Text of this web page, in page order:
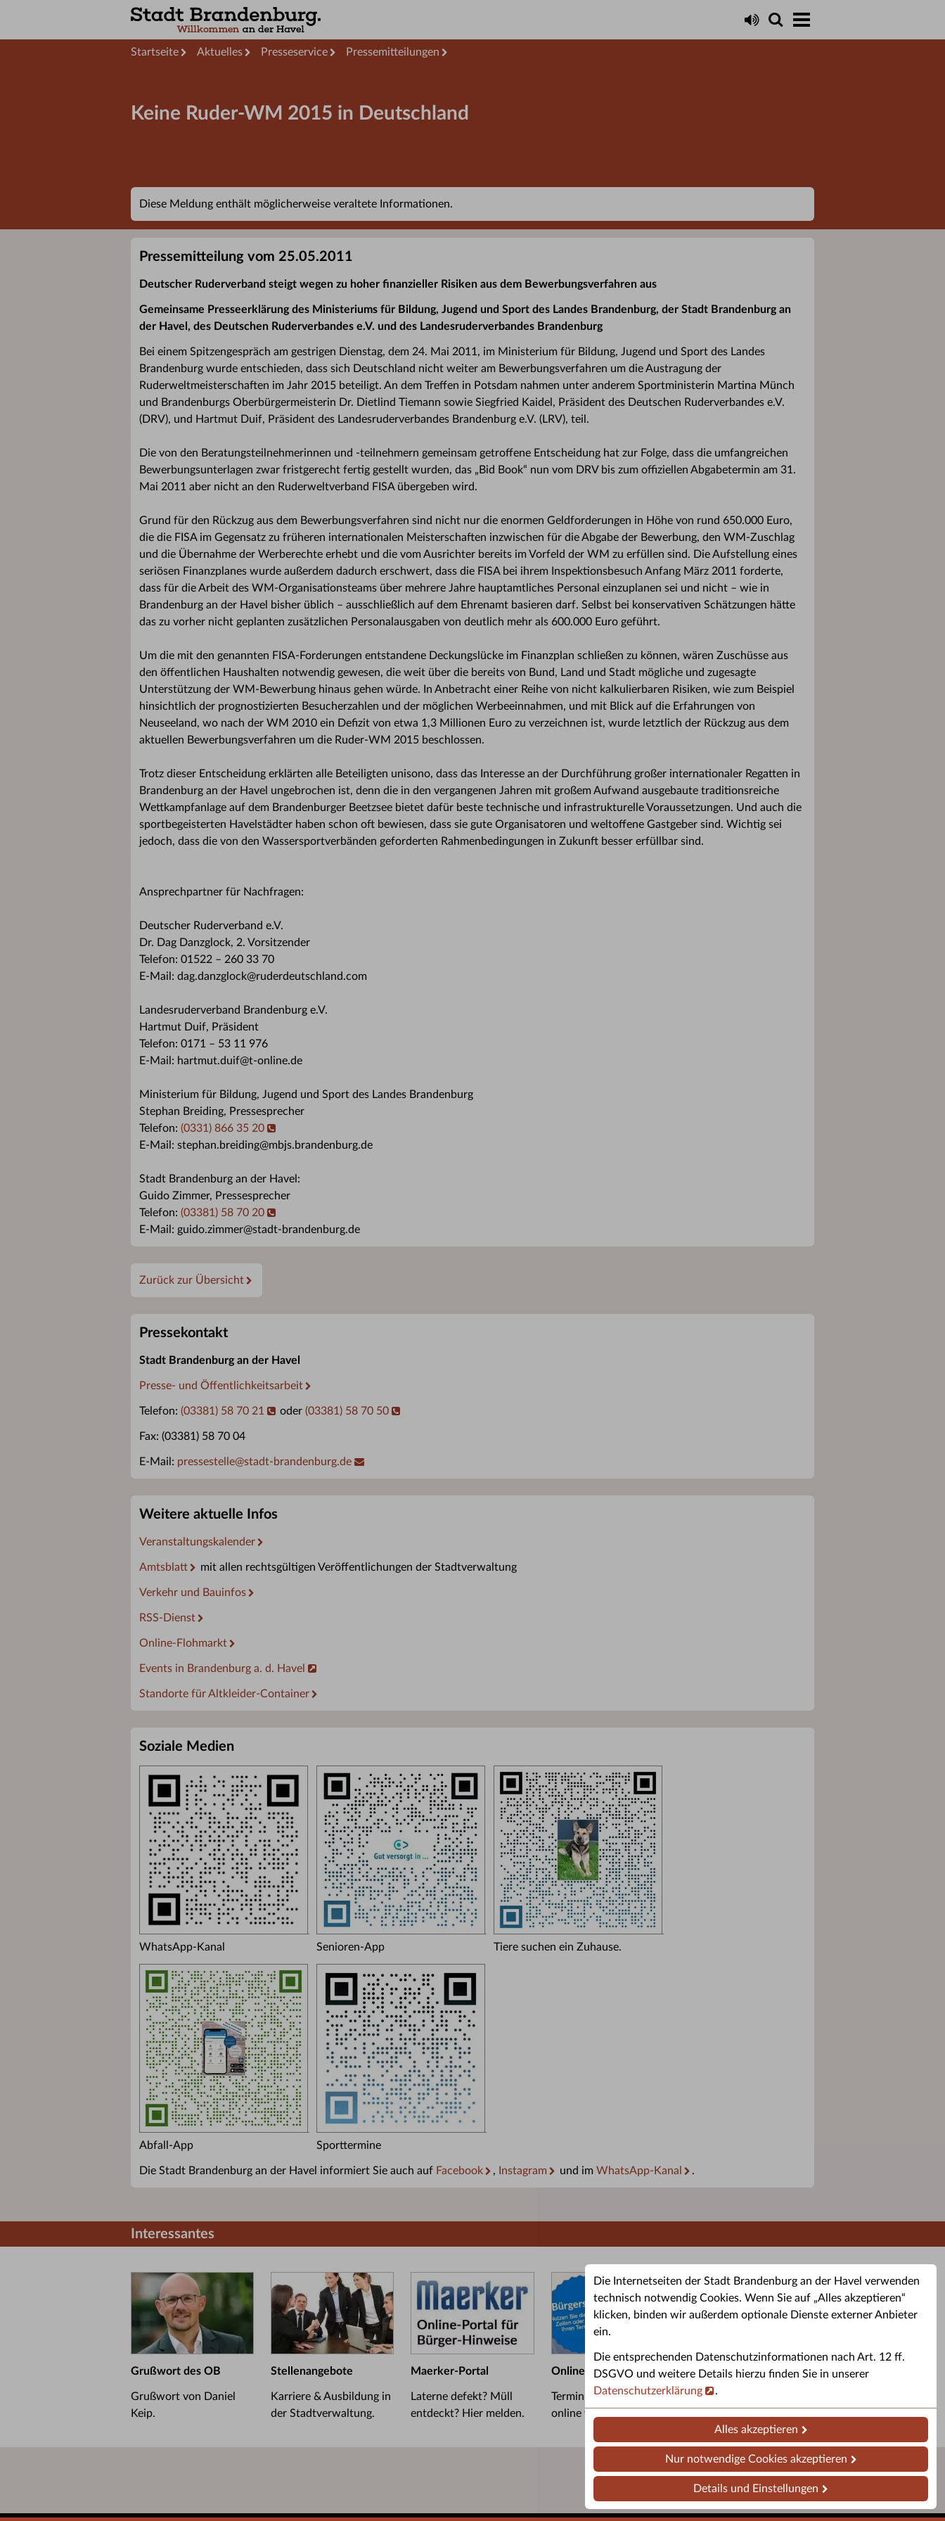
Die Internetseiten der Stadt Brandenburg an der Havel verwenden
technisch notwendig Cookies. Wenn Sie auf „Alles akzeptieren“
klicken, binden wir außerdem optionale Dienste externer Anbieter
ein.
Die entsprechenden Datenschutzinformationen nach Art. 12 ff.
DSGVO und weitere Details hierzu finden Sie in unserer
Datenschutzerklärung
.
Alles akzeptieren
Nur notwendige Cookies akzeptieren
Details und Einstellungen
Startseite Aktuelles Presseservice Pressemitteilungen
Keine Ruder-WM 2015 in Deutschland
Diese Meldung enthält möglicherweise veraltete Informationen.
Pressemitteilung vom 25.05.2011
Deutscher Ruderverband steigt wegen zu hoher finanzieller Risiken aus dem Bewerbungsverfahren aus
Gemeinsame Presseerklärung des Ministeriums für Bildung, Jugend und Sport des Landes Brandenburg, der Stadt Brandenburg an
der Havel, des Deutschen Ruderverbandes e.V. und des Landesruderverbandes Brandenburg
Bei einem Spitzengespräch am gestrigen Dienstag, dem 24. Mai 2011, im Ministerium für Bildung, Jugend und Sport des Landes
Brandenburg wurde entschieden, dass sich Deutschland nicht weiter am Bewerbungsverfahren um die Austragung der
Ruderweltmeisterschaften im Jahr 2015 beteiligt. An dem Treffen in Potsdam nahmen unter anderem Sportministerin Martina Münch
und Brandenburgs Oberbürgermeisterin Dr. Dietlind Tiemann sowie Siegfried Kaidel, Präsident des Deutschen Ruderverbandes e.V.
(DRV), und Hartmut Duif, Präsident des Landesruderverbandes Brandenburg e.V. (LRV), teil.
Die von den Beratungsteilnehmerinnen und -teilnehmern gemeinsam getroffene Entscheidung hat zur Folge, dass die umfangreichen
Bewerbungsunterlagen zwar fristgerecht fertig gestellt wurden, das „Bid Book“ nun vom DRV bis zum offiziellen Abgabetermin am 31.
Mai 2011 aber nicht an den Ruderweltverband FISA übergeben wird.
Grund für den Rückzug aus dem Bewerbungsverfahren sind nicht nur die enormen Geldforderungen in Höhe von rund 650.000 Euro,
die die FISA im Gegensatz zu früheren internationalen Meisterschaften inzwischen für die Abgabe der Bewerbung, den WM-Zuschlag
und die Übernahme der Werberechte erhebt und die vom Ausrichter bereits im Vorfeld der WM zu erfüllen sind. Die Aufstellung eines
seriösen Finanzplanes wurde außerdem dadurch erschwert, dass die FISA bei ihrem Inspektionsbesuch Anfang März 2011 forderte,
dass für die Arbeit des WM-Organisationsteams über mehrere Jahre hauptamtliches Personal einzuplanen sei und nicht – wie in
Brandenburg an der Havel bisher üblich – ausschließlich auf dem Ehrenamt basieren darf. Selbst bei konservativen Schätzungen hätte
das zu vorher nicht geplanten zusätzlichen Personalausgaben von deutlich mehr als 600.000 Euro geführt.
Um die mit den genannten FISA-Forderungen entstandene Deckungslücke im Finanzplan schließen zu können, wären Zuschüsse aus
den öffentlichen Haushalten notwendig gewesen, die weit über die bereits von Bund, Land und Stadt mögliche und zugesagte
Unterstützung der WM-Bewerbung hinaus gehen würde. In Anbetracht einer Reihe von nicht kalkulierbaren Risiken, wie zum Beispiel
hinsichtlich der prognostizierten Besucherzahlen und der möglichen Werbeeinnahmen, und mit Blick auf die Erfahrungen von
Neuseeland, wo nach der WM 2010 ein Defizit von etwa 1,3 Millionen Euro zu verzeichnen ist, wurde letztlich der Rückzug aus dem
aktuellen Bewerbungsverfahren um die Ruder-WM 2015 beschlossen.
Trotz dieser Entscheidung erklärten alle Beteiligten unisono, dass das Interesse an der Durchführung großer internationaler Regatten in
Brandenburg an der Havel ungebrochen ist, denn die in den vergangenen Jahren mit großem Aufwand ausgebaute traditionsreiche
Wettkampfanlage auf dem Brandenburger Beetzsee bietet dafür beste technische und infrastrukturelle Voraussetzungen. Und auch die
sportbegeisterten Havelstädter haben schon oft bewiesen, dass sie gute Organisatoren und weltoffene Gastgeber sind. Wichtig sei
jedoch, dass die von den Wassersportverbänden geforderten Rahmenbedingungen in Zukunft besser erfüllbar sind.
Ansprechpartner für Nachfragen:
Deutscher Ruderverband e.V.
Dr. Dag Danzglock, 2. Vorsitzender
Telefon: 01522 – 260 33 70
E-Mail: dag.danzglock@ruderdeutschland.com
Landesruderverband Brandenburg e.V.
Hartmut Duif, Präsident
Telefon: 0171 – 53 11 976
E-Mail: hartmut.duif@t-online.de
Ministerium für Bildung, Jugend und Sport des Landes Brandenburg
Stephan Breiding, Pressesprecher
Telefon: (0331) 866 35 20
E-Mail: stephan.breiding@mbjs.brandenburg.de
Stadt Brandenburg an der Havel:
Guido Zimmer, Pressesprecher
Telefon: (03381) 58 70 20
E-Mail: guido.zimmer@stadt-brandenburg.de
Zurück zur Übersicht
Pressekontakt
Stadt Brandenburg an der Havel
Presse- und Öffentlichkeitsarbeit
Telefon: (03381) 58 70 21 oder (03381) 58 70 50
Fax: (03381) 58 70 04
E-Mail: pressestelle@stadt-brandenburg.de
Weitere aktuelle Infos
Veranstaltungskalender
Amtsblatt mit allen rechtsgültigen Veröffentlichungen der Stadtverwaltung
Verkehr und Bauinfos
RSS-Dienst
Online-Flohmarkt
Events in Brandenburg a. d. Havel
Standorte für Altkleider-Container
Soziale Medien
WhatsApp-Kanal Senioren-App Tiere suchen ein Zuhause.
Abfall-App Sporttermine
Die Stadt Brandenburg an der Havel informiert Sie auch auf Facebook , Instagram und im WhatsApp-Kanal .
Interessantes
Grußwort des OB
Grußwort von Daniel
Keip.
Stellenangebote
Karriere & Ausbildung in
der Stadtverwaltung.
Maerker-Portal
Laterne defekt? Müll
entdeckt? Hier melden.
Online-Terminbuchung
Termin im Bürgerservice
online vereinbaren.
Altkleider-Container
Standorte für Altkleider-
Sporttermine